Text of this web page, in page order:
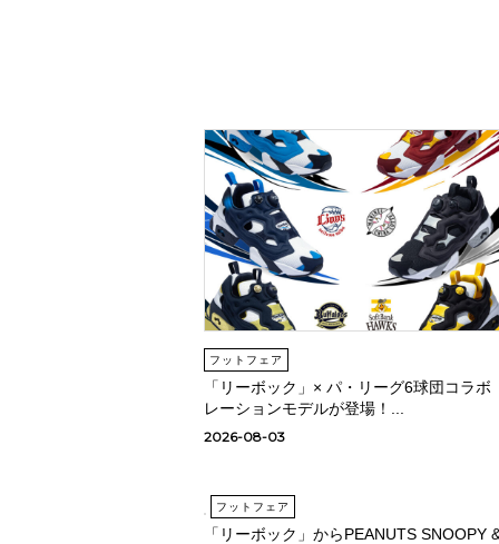
フットフェア
「リーボック」× パ・リーグ6球団コラボ
レーションモデルが登場！...
2026-08-03
フットフェア
「リーボック」からPEANUTS SNOOPY